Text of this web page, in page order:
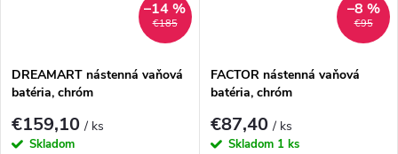
€185
–14 %
DREAMART nástenná vaňová
batéria, chróm
€159,10/ ks
Skladom
€95
–8 %
FACTOR nástenná vaňová
batéria, chróm
€87,40/ ks
Skladom 1 ks